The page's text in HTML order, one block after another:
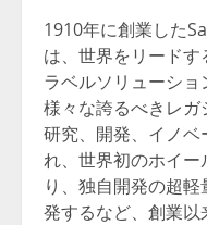
1910年に創業した
は、世界をリードす
ラベルソリューショ
様々な誇るべきレ
研究、開発、イノ
れ、世界初のホイ
り、独自開発の超
発するなど、創業